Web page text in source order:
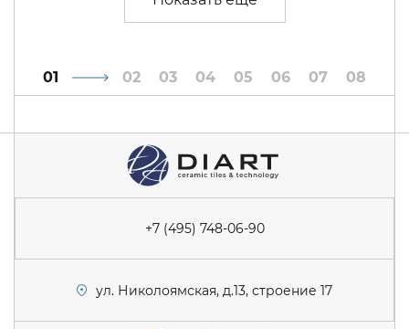
1 2 3 4 5 6 7 8
+7 (495) 748-06-90
ул. Николоямская, д.13, строение 17